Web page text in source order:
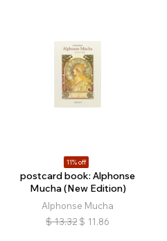
11% off
postcard book: Alphonse
Mucha (New Edition)
Alphonse Mucha
$ 13.32 $ 11.86